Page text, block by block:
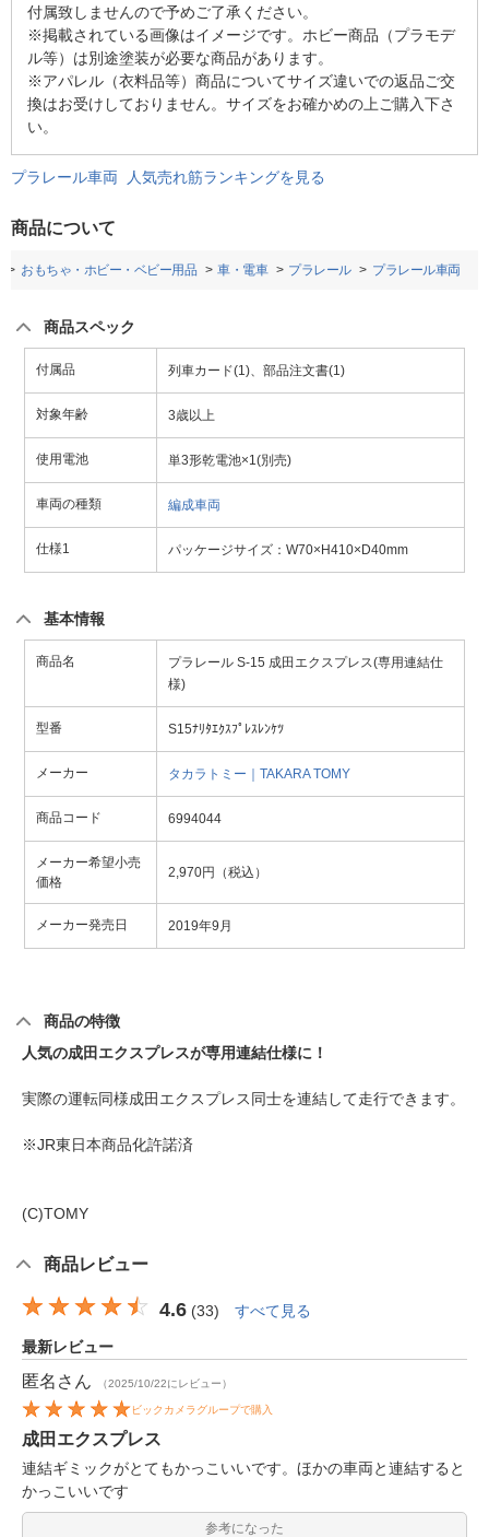
付属致しませんので予めご了承ください。
※掲載されている画像はイメージです。ホビー商品（プラモデ
ル等）は別途塗装が必要な商品があります。
※アパレル（衣料品等）商品についてサイズ違いでの返品ご交
換はお受けしておりません。サイズをお確かめの上ご購入下さ
い。
プラレール車両 人気売れ筋ランキングを見る
商品について
おもちゃ・ホビー・ベビー用品 車・電車 プラレール プラレール車両
商品スペック
付属品 列車カード(1)、部品注文書(1)
対象年齢 3歳以上
使用電池 単3形乾電池×1(別売)
車両の種類 編成車両
仕様1 パッケージサイズ：W70×H410×D40mm
基本情報
商品名
プラレール S-15 成田エクスプレス(専用連結仕
様)
型番 S15ﾅﾘﾀｴｸｽﾌﾟﾚｽﾚﾝｹﾂ
メーカー タカラトミー｜TAKARA TOMY
商品コード 6994044
メーカー希望小売
価格
2,970円（税込）
メーカー発売日 2019年9月
商品の特徴
人気の成田エクスプレスが専用連結仕様に！
実際の運転同様成田エクスプレス同士を連結して走行できます。
※JR東日本商品化許諾済
(C)TOMY
商品レビュー
4.6 (33) すべて見る
最新レビュー
匿名 さん （2025/10/22にレビュー）
ビックカメラグループで購入
成田エクスプレス
連結ギミックがとてもかっこいいです。ほかの車両と連結すると
かっこいいです
参考になった